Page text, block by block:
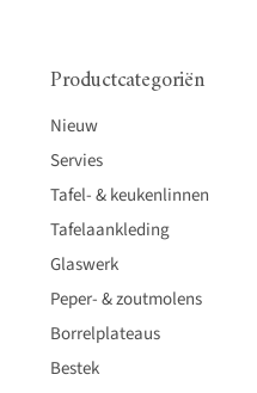
Productcategoriën
Nieuw
Servies
Tafel- & keukenlinnen
Tafelaankleding
Glaswerk
Peper- & zoutmolens
Borrelplateaus
Bestek